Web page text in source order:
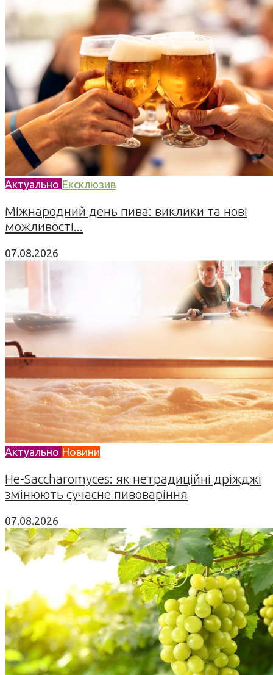
Актуально Ексклюзив
Міжнародний день пива: виклики та нові
можливості...
07.08.2026
Актуально Новини
Не-Saccharomyces: як нетрадиційні дріжджі
змінюють сучасне пивоваріння
07.08.2026